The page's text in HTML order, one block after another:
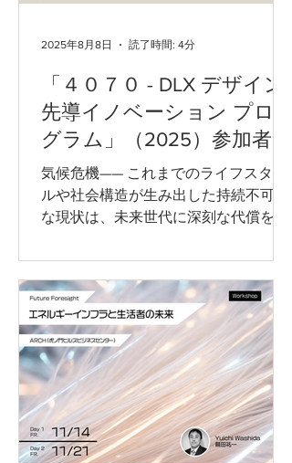
「４０７０ - DLX デザイン
先導イノベーション プロ
グラム」（2025）参加者の
声（2）
気候危機—— これまでのライフスタイ
ルや社会構造が生み出した持続不可能
な現状は、未来世代に深刻な代償をも
こうした状況に対し、デザインという
手段を用いて立ち向かおうとする先駆
的な試み—— それが「プログラム４０
７０」でした。...
2025年8月8日 読了時間: 4分